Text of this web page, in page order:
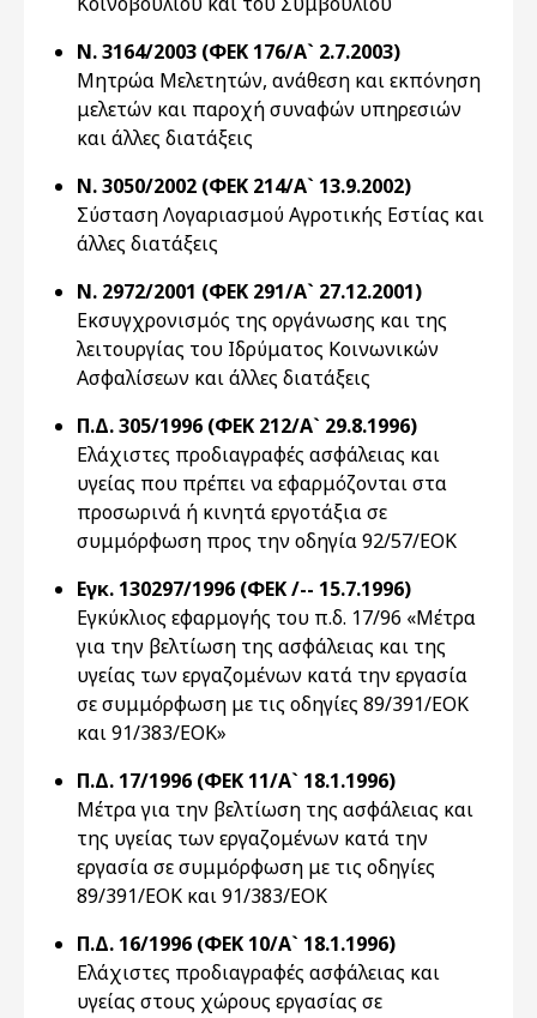
Ν. 3164/2003 (ΦΕΚ 176/Α` 2.7.2003)
Μητρώα Μελετητών, ανάθεση και εκπόνηση
μελετών και παροχή συναφών υπηρεσιών
και άλλες διατάξεις
Ν. 3050/2002 (ΦΕΚ 214/Α` 13.9.2002)
Σύσταση Λογαριασμού Αγροτικής Εστίας και
άλλες διατάξεις
Ν. 2972/2001 (ΦΕΚ 291/Α` 27.12.2001)
Εκσυγχρονισμός της οργάνωσης και της
λειτουργίας του Ιδρύματος Κοινωνικών
Ασφαλίσεων και άλλες διατάξεις
Π.Δ. 305/1996 (ΦΕΚ 212/Α` 29.8.1996)
Eλάχιστες προδιαγραφές ασφάλειας και
υγείας που πρέπει να εφαρμόζονται στα
προσωρινά ή κινητά εργοτάξια σε
συμμόρφωση προς την οδηγία 92/57/EOK
Εγκ. 130297/1996 (ΦΕΚ /-- 15.7.1996)
Εγκύκλιος εφαρμογής του π.δ. 17/96 «Μέτρα
για την βελτίωση της ασφάλειας και της
υγείας των εργαζομένων κατά την εργασία
σε συμμόρφωση με τις οδηγίες 89/391/EOK
και 91/383/EOK»
Π.Δ. 17/1996 (ΦΕΚ 11/Α` 18.1.1996)
Mέτρα για την βελτίωση της ασφάλειας και
της υγείας των εργαζομένων κατά την
εργασία σε συμμόρφωση με τις οδηγίες
89/391/EOK και 91/383/EOK
Π.Δ. 16/1996 (ΦΕΚ 10/Α` 18.1.1996)
Ελάχιστες προδιαγραφές ασφάλειας και
υγείας στους χώρους εργασίας σε